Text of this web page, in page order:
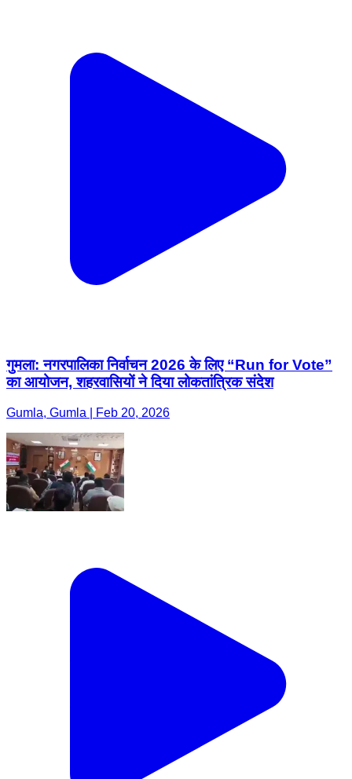
गुमला: नगरपालिका निर्वाचन 2026 के लिए “Run for Vote”
का आयोजन, शहरवासियों ने दिया लोकतांत्रिक संदेश
Gumla, Gumla | Feb 20, 2026